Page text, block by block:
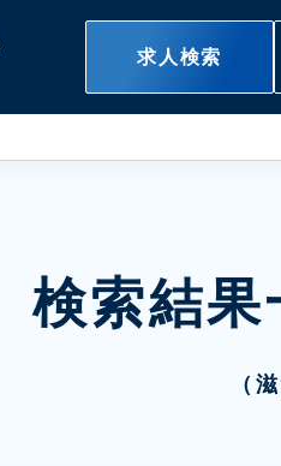
求人検索
検索結果
（